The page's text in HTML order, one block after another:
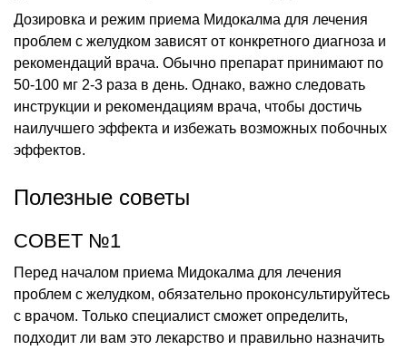
Дозировка и режим приема Мидокалма для лечения
проблем с желудком зависят от конкретного диагноза и
рекомендаций врача. Обычно препарат принимают по
50-100 мг 2-3 раза в день. Однако, важно следовать
инструкции и рекомендациям врача, чтобы достичь
наилучшего эффекта и избежать возможных побочных
эффектов.
Полезные советы
СОВЕТ №1
Перед началом приема Мидокалма для лечения
проблем с желудком, обязательно проконсультируйтесь
с врачом. Только специалист сможет определить,
подходит ли вам это лекарство и правильно назначить